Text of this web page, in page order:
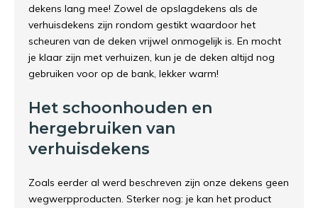
dekens lang mee! Zowel de opslagdekens als de
verhuisdekens zijn rondom gestikt waardoor het
scheuren van de deken vrijwel onmogelijk is. En mocht
je klaar zijn met verhuizen, kun je de deken altijd nog
gebruiken voor op de bank, lekker warm!
Het schoonhouden en
hergebruiken van
verhuisdekens
Zoals eerder al werd beschreven zijn onze dekens geen
wegwerpproducten. Sterker nog: je kan het product